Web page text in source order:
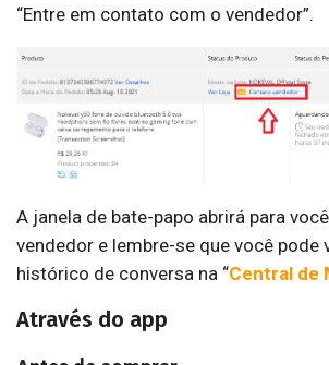
“Entre em contato com o vendedor”.
A janela de bate-papo abrirá para
vendedor e lembre-se que você pode
histórico de conversa na “Central de
Através do app